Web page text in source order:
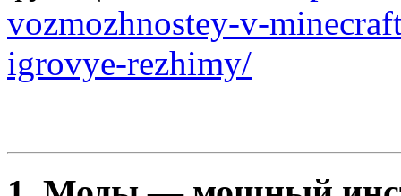
vozmozhnostey-v-
igrovye-rezhimy/